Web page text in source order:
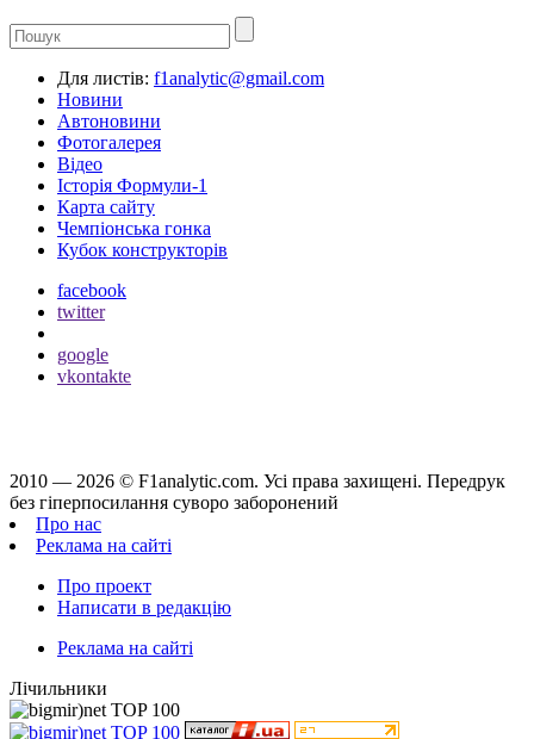
Для листів: f1analytic@gmail.com
Новини
Автоновини
Фотогалерея
Відео
Історія Формули-1
Карта сайту
Чемпіонська гонка
Кубок конструкторів
facebook
twitter
google
vkontakte
2010 — 2026 © F1analytic.com. Усi права захищенi. Передрук
без гіперпосилання суворо заборонений
Про нас
Реклама на сайті
Про проект
Написати в редакцію
Реклама на сайті
Лічильники